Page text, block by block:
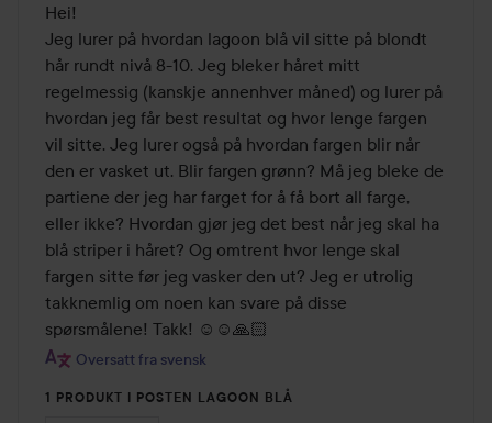
Hei!
Jeg lurer på hvordan lagoon blå vil sitte på blondt
hår rundt nivå 8-10. Jeg bleker håret mitt
regelmessig (kanskje annenhver måned) og lurer på
hvordan jeg får best resultat og hvor lenge fargen
vil sitte. Jeg lurer også på hvordan fargen blir når
den er vasket ut. Blir fargen grønn? Må jeg bleke de
partiene der jeg har farget for å få bort all farge,
eller ikke? Hvordan gjør jeg det best når jeg skal ha
blå striper i håret? Og omtrent hvor lenge skal
fargen sitte før jeg vasker den ut? Jeg er utrolig
takknemlig om noen kan svare på disse
spørsmålene! Takk! ☺️☺️🙏🏻
Oversatt fra svensk
1 PRODUKT I POSTEN LAGOON BLÅ